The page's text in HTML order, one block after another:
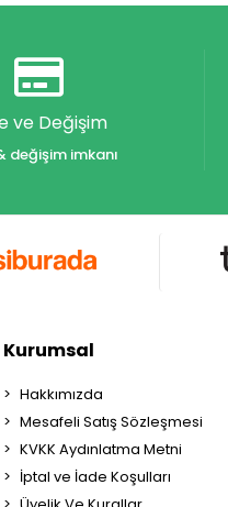
ve Değişim
değişim imkanı
Kurumsal
Hakkımızda
Mesafeli Satış Sözleşmesi
KVKK Aydınlatma Metni
İptal ve İade Koşulları